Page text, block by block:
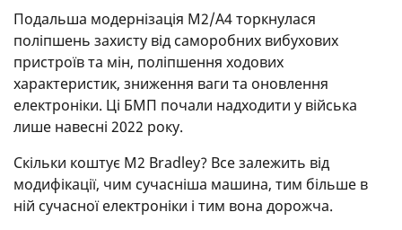
Подальша модернізація M2/A4 торкнулася
поліпшень захисту від саморобних вибухових
пристроїв та мін, поліпшення ходових
характеристик, зниження ваги та оновлення
електроніки. Ці БМП почали надходити у війська
лише навесні 2022 року.
Скільки коштує М2 Bradley? Все залежить від
модифікації, чим сучасніша машина, тим більше в
ній сучасної електроніки і тим вона дорожча.